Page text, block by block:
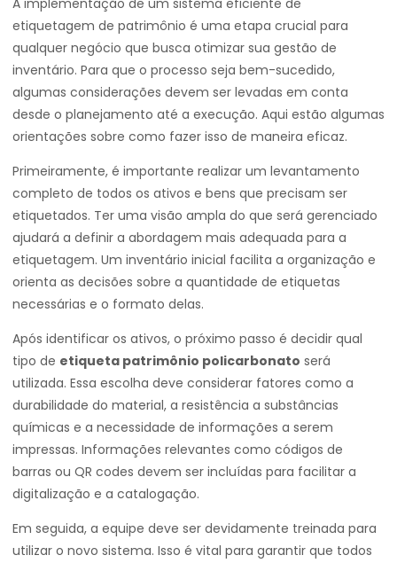
A implementação de um sistema eficiente de
etiquetagem de patrimônio é uma etapa crucial para
qualquer negócio que busca otimizar sua gestão de
inventário. Para que o processo seja bem-sucedido,
algumas considerações devem ser levadas em conta
desde o planejamento até a execução. Aqui estão algumas
orientações sobre como fazer isso de maneira eficaz.
Primeiramente, é importante realizar um levantamento
completo de todos os ativos e bens que precisam ser
etiquetados. Ter uma visão ampla do que será gerenciado
ajudará a definir a abordagem mais adequada para a
etiquetagem. Um inventário inicial facilita a organização e
orienta as decisões sobre a quantidade de etiquetas
necessárias e o formato delas.
Após identificar os ativos, o próximo passo é decidir qual
tipo de etiqueta patrimônio policarbonato será
utilizada. Essa escolha deve considerar fatores como a
durabilidade do material, a resistência a substâncias
químicas e a necessidade de informações a serem
impressas. Informações relevantes como códigos de
barras ou QR codes devem ser incluídas para facilitar a
digitalização e a catalogação.
Em seguida, a equipe deve ser devidamente treinada para
utilizar o novo sistema. Isso é vital para garantir que todos